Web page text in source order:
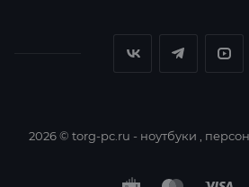
2026 © torg-pc.ru - ноутбуки ,